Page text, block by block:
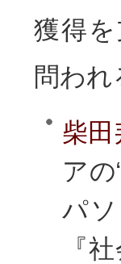
獲得
問わ
柴
ア
パ
『